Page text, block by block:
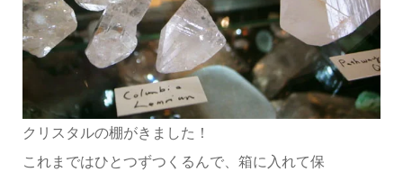
クリスタルの棚がきました！
これまではひとつずつくるんで、箱に入れて保